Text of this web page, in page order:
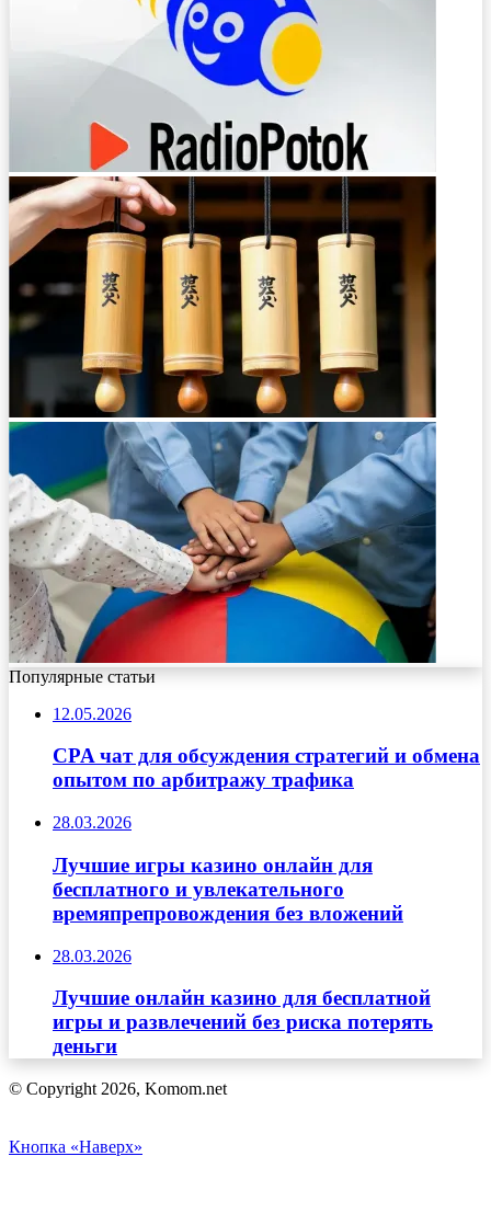
Популярные статьи
12.05.2026
CPA чат для обсуждения стратегий и обмена
опытом по арбитражу трафика
28.03.2026
Лучшие игры казино онлайн для
бесплатного и увлекательного
времяпрепровождения без вложений
28.03.2026
Лучшие онлайн казино для бесплатной
игры и развлечений без риска потерять
деньги
© Copyright 2026, Komom.net
Кнопка «Наверх»